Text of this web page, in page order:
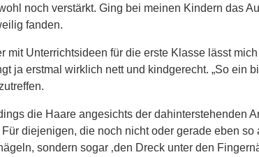
noch verstärkt. Ging bei meinen Kindern das
fanden.
Unterrichtsideen für die erste Klasse lässt
ja erstmal wirklich nett und kindgerecht. „So
die Haare angesichts der dahinterstehenden
Für diejenigen, die noch nicht oder gerade eben
sondern sogar ‚den Dreck unter den